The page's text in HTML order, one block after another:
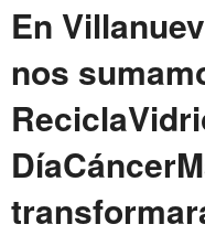
En
nos